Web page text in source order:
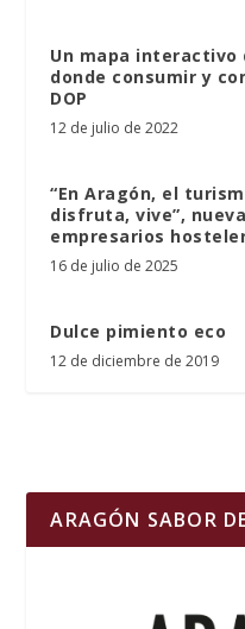
Un mapa
donde consumir y
DOP
12 de julio de 2022
“En Aragón, el
disfruta, vive”,
empresarios
16 de julio de 2025
Dulce pimiento eco
12 de diciembre de 2019
ARAGÓN SABOR